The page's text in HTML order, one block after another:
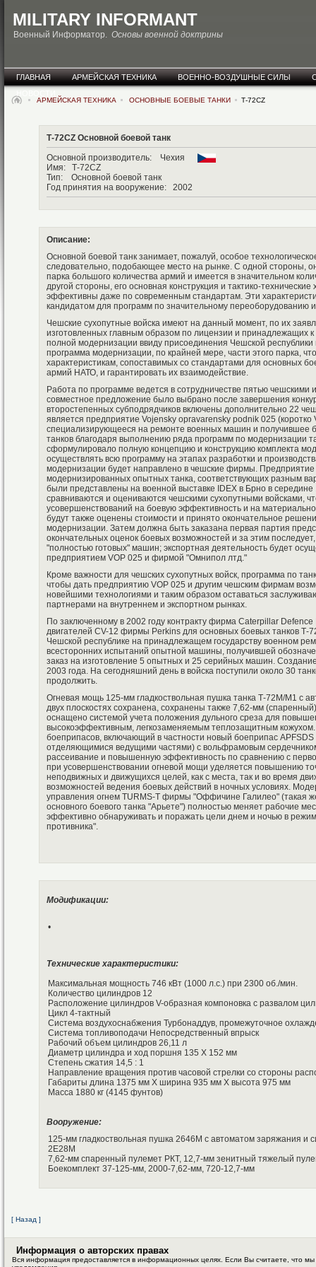
MILITARY INFORMANT
Военный Информатор. Основы военной доктрины
ГЛАВНАЯ АРМЕЙСКАЯ ТЕХНИКА ВОЕННО-ВОЗДУШНЫЕ СИЛЫ
АРМЕЙСКАЯ ТЕХНИКА ОСНОВНЫЕ БОЕВЫЕ ТАНКИ Т-72CZ
Т-72CZ Основной боевой танк
Основной производитель: Чехия
Имя: Т-72CZ
Тип: Основной боевой танк
Год принятия на вооружение: 2002
Описание:
Основной боевой танк занимает, пожалуй, особое
следовательно, подобающее место на рынке. С одной стороны,
парка большого количества армий и имеется в значительном
другой стороны, его основная конструкция и тактико-
эффективны даже по современным стандартам. Эти
кандидатом для программ по значительному переоборудованию
Чешские сухопутные войска имеют на данный момент, по их
изготовленных главным образом по лицензии и принадлежащих
полной модернизации ввиду присоединения Чешской
программа модернизации, по крайней мере, части этого парка,
характеристикам, сопоставимых со стандартами для основных
армий НАТО, и гарантировать их взаимодействие.
Работа по программе ведется в сотрудничестве пятью
совместное предложение было выбрано после завершения
второстепенных субподрядчиков включены дополнительно 22
является предприятие Vojensky opravarensky podnik 025 (коротко
специализирующееся на ремонте военных машин и получившее
танков благодаря выполнению ряда программ по модернизации
сформулировало полную концепцию и конструкцию комплекта
осуществлять всю программу на этапах разработки и
модернизации будет направлено в чешские фирмы. Предприятие
модернизированных опытных танка, соответствующих разным
были представлены на военной выставке IDEX в Брно в
сравниваются и оцениваются чешскими сухопутными войсками,
усовершенствований на боевую эффективность и на
будут также оценены стоимости и принято окончательное
модернизации. Затем должна быть заказана первая партия
окончательных оценок боевых возможностей и за этим
"полностью готовых" машин; экспортная деятельность будет
предприятием VOP 025 и фирмой "Омнипол лтд."
Кроме важности для чешских сухопутных войск, программа по
чтобы дать предприятию VOP 025 и другим чешским фирмам
новейшими технологиями и таким образом оставаться
партнерами на внутреннем и экспортном рынках.
По заключенному в 2002 году контракту фирма Caterpillar
двигателей CV-12 фирмы Perkins для основных боевых танков Т-
Чешской республике на принадлежащем государству военном
всесторонних испытаний опытной машины, получившей
заказ на изготовление 5 опытных и 25 серийных машин.
2003 года. На сегодняшний день в войска поступили около 30
продолжить.
Огневая мощь 125-мм гладкоствольная пушка танка Т-72М/М1 с
двух плоскостях сохранена, сохранены также 7,62-мм
оснащено системой учета положения дульного среза для
высокоэффективным, легкозаменяемым теплозащитным
боеприпасов, включающий в частности новый боеприпас
отделяющимися ведущими частями) с вольфрамовым
рассеивание и повышенную эффективность по сравнению с
при усовершенствовании огневой мощи уделяется повышению
неподвижных и движущихся целей, как с места, так и во время
возможностей ведения боевых действий в ночных условиях.
управления огнем TURMS-T фирмы "Оффичине Галилео" (такая
основного боевого танка "Арьете") полностью меняет рабочие
эффективно обнаруживать и поражать цели днем и ночью в
противника".
Модификации:
•
Технические характеристики:
Максимальная мощность 746 кВт (1000 л.с.) при 2300 об./мин.
Количество цилиндров 12
Расположение цилиндров V-образная компоновка с развалом
Цикл 4-тактный
Система воздухоснабжения Турбонаддув, промежуточное
Система топливоподачи Непосредственный впрыск
Рабочий объем цилиндров 26,11 л
Диаметр цилиндра и ход поршня 135 Х 152 мм
Степень сжатия 14,5 : 1
Направление вращения против часовой стрелки со стороны
Габариты длина 1375 мм Х ширина 935 мм Х высота 975 мм
Масса 1880 кг (4145 фунтов)
Вооружение:
125-мм гладкоствольная пушка 2646М с автоматом заряжания и
2Е28М
7,62-мм спаренный пулемет РКТ, 12,7-мм зенитный тяжелый
Боекомплект 37-125-мм, 2000-7,62-мм, 720-12,7-мм
[ Назад ]
Информация о авторских правах
Вся информация предоставляется в информационных целях. Если Вы считаете, что